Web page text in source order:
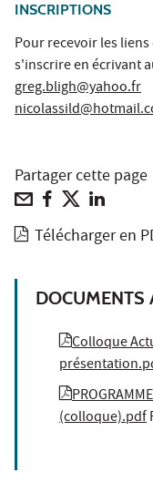
INSCRIPTIONS
Pour recevoir les
s'inscrire en écrivant
greg.bligh@yahoo.fr
Partager cette page
Télécharger en
DOCUMENTS
Colloque
(colloque).pdf